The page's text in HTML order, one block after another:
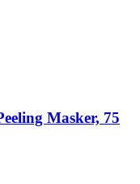
Masker, 75